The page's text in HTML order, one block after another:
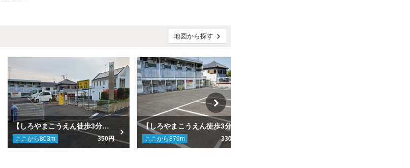
地図から探す
【しろやまこうえん徒歩3分】【休診日限定※7:00~24:00】【時間貸し併設】西岡歯科クリニック第２駐車場内【水・日限定】
ここから803m 350円 ここから879m 330円～